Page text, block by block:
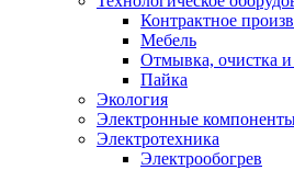
Контрактное
Мебель
Отмывка, очистка и
Пайка
Экология
Электронные
Электротехника
Электрообогрев